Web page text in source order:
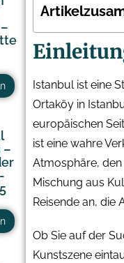
–
Istanbul ist eine
Ortaköy in
europäischen
ist eine wahre
Atmosphäre,
Mischung aus
Reisende an, die
Ob Sie auf der
Kunstszene